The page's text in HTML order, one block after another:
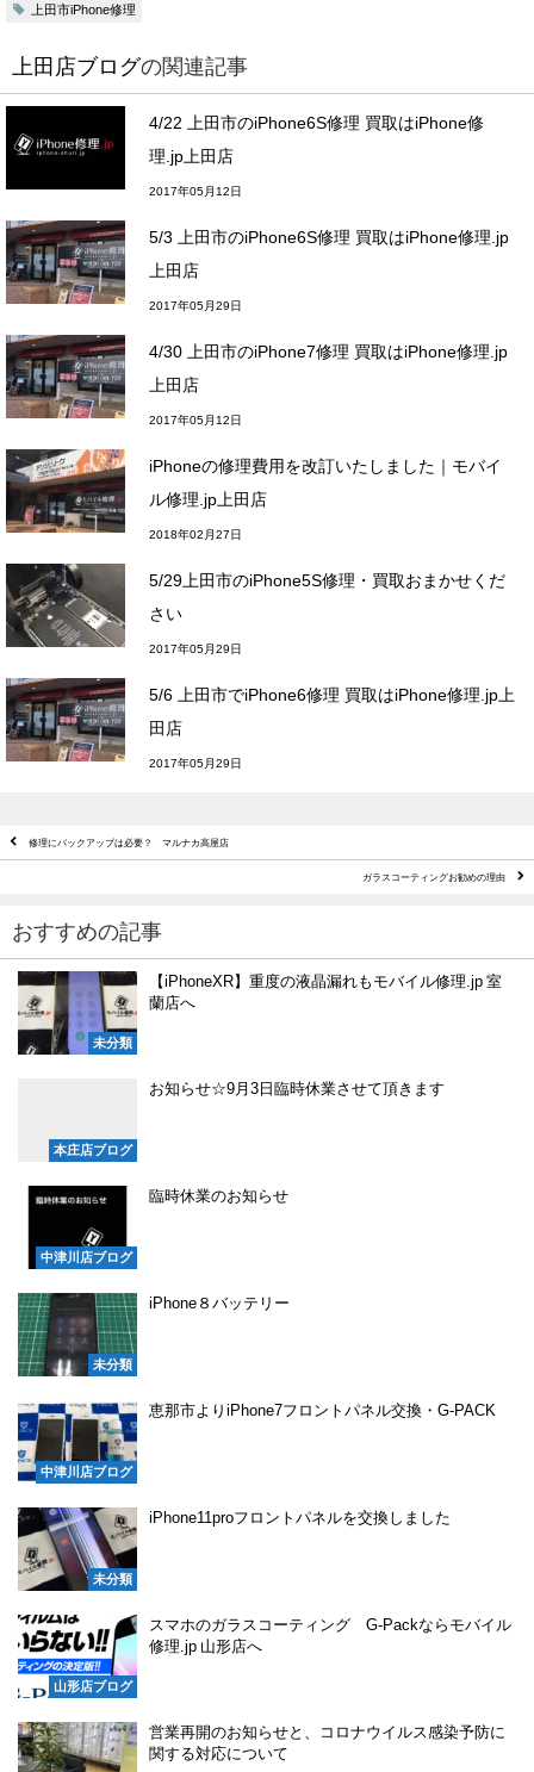
上田市iPhone修理
上田店ブログの関連記事
4/22 上田市のiPhone6S修理 買取はiPhone修
理.jp上田店
2017年05月12日
5/3 上田市のiPhone6S修理 買取はiPhone修理.jp
上田店
2017年05月29日
4/30 上田市のiPhone7修理 買取はiPhone修理.jp
上田店
2017年05月12日
iPhoneの修理費用を改訂いたしました｜モバイ
ル修理.jp上田店
2018年02月27日
5/29上田市のiPhone5S修理・買取おまかせくだ
さい
2017年05月29日
5/6 上田市でiPhone6修理 買取はiPhone修理.jp上
田店
2017年05月29日
修理にバックアップは必要？ マルナカ高屋店
ガラスコーティングお勧めの理由
おすすめの記事
未分類
【iPhoneXR】重度の液晶漏れもモバイル修理.jp 室
蘭店へ
本庄店ブログ
お知らせ☆9月3日臨時休業させて頂きます
中津川店ブログ
臨時休業のお知らせ
未分類
iPhone８バッテリー
中津川店ブログ
恵那市よりiPhone7フロントパネル交換・G-PACK
未分類
iPhone11proフロントパネルを交換しました
山形店ブログ
スマホのガラスコーティング G-Packならモバイル
修理.jp 山形店へ
営業再開のお知らせと、コロナウイルス感染予防に
関する対応について